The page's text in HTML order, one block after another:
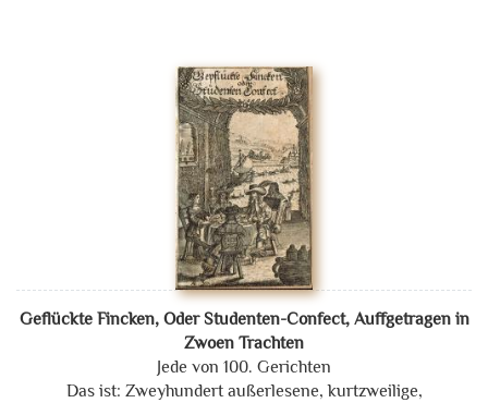
Geflückte Fincken, Oder Studenten-Confect, Auffgetragen in
Zwoen Trachten
Jede von 100. Gerichten
Das ist: Zweyhundert außerlesene, kurtzweilige,